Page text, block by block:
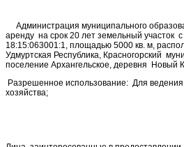
Администрация муниципального
аренду на срок 20 лет земельный участок
18:15:063001:1, площадью 5000 кв. м,
Удмуртская Республика, Красногорский
поселение Архангельское, деревня Новый
Разрешенное использование: Для ведения
хозяйства;